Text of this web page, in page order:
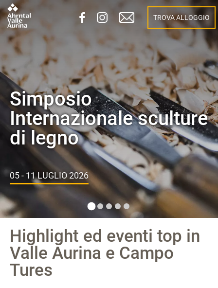
TROVA ALLOGGIO
La Cucina in Strada
La famosa cucina in strada vi
aspetta di nuovo!
PER OTTO MARTEDÌ DAL 7 LUGLIO AL 25 AGOSTO
Highlight ed eventi top in
Valle Aurina e Campo
Tures